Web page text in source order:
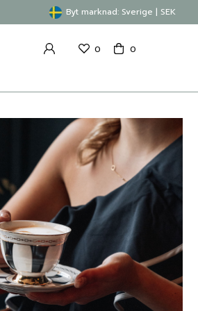
Byt marknad: Sverige | SEK
0
0